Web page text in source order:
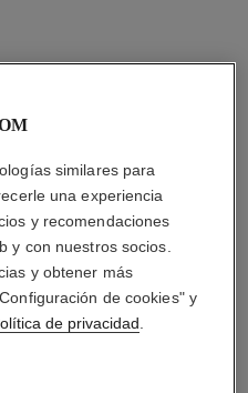
similares para
una experiencia
y recomendaciones
y con nuestros socios.
y obtener más
de cookies" y
de privacidad